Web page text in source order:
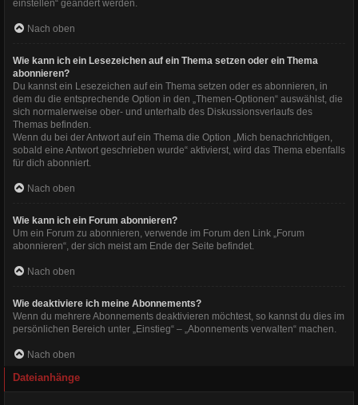
einstellen“ geändert werden.
Nach oben
Wie kann ich ein Lesezeichen auf ein Thema setzen oder ein Thema
abonnieren?
Du kannst ein Lesezeichen auf ein Thema setzen oder es abonnieren, in
dem du die entsprechende Option in den „Themen-Optionen“ auswählst, die
sich normalerweise ober- und unterhalb des Diskussionsverlaufs des
Themas befinden.
Wenn du bei der Antwort auf ein Thema die Option „Mich benachrichtigen,
sobald eine Antwort geschrieben wurde“ aktivierst, wird das Thema ebenfalls
für dich abonniert.
Nach oben
Wie kann ich ein Forum abonnieren?
Um ein Forum zu abonnieren, verwende im Forum den Link „Forum
abonnieren“, der sich meist am Ende der Seite befindet.
Nach oben
Wie deaktiviere ich meine Abonnements?
Wenn du mehrere Abonnements deaktivieren möchtest, so kannst du dies im
persönlichen Bereich unter „Einstieg“ – „Abonnements verwalten“ machen.
Nach oben
Dateianhänge